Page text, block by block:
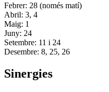
Febrer: 28 (només matí)
Abril: 3, 4
Maig: 1
Juny: 24
Setembre: 11 i 24
Desembre: 8, 25, 26
Sinergies